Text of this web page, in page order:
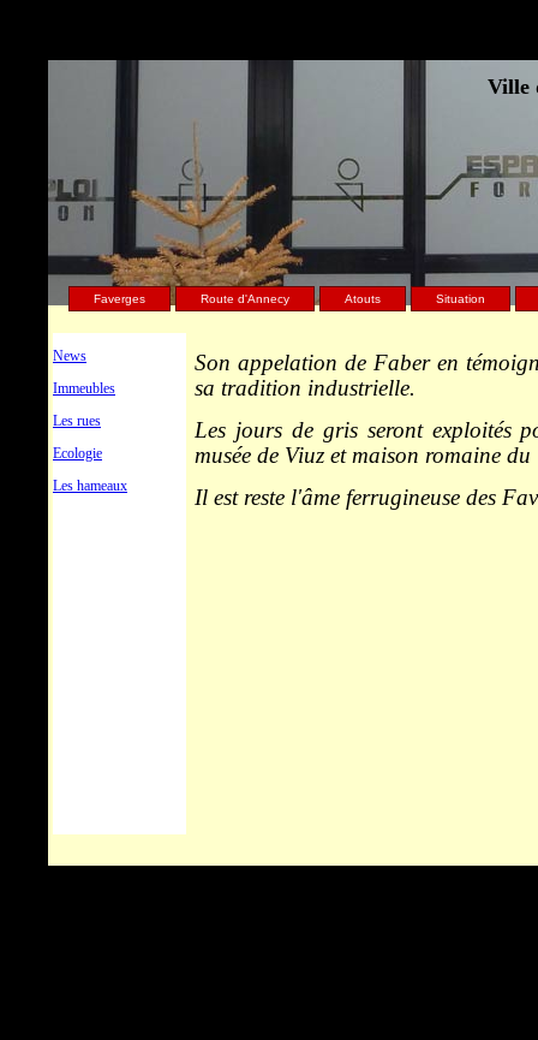
Ville
News
Immeubles
Les rues
Ecologie
Les hameaux
Faverges Route d'Annecy Atouts Situation
Son appelation de Faber en
sa tradition industrielle.
Les jours de gris seront exploités
musée de Viuz et maison romaine
Il est reste l'âme ferrugineuse des